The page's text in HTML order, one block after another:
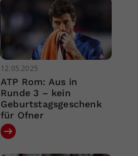
12.05.2025
ATP Rom: Aus in
Runde 3 – kein
Geburtstagsgeschenk
für Ofner